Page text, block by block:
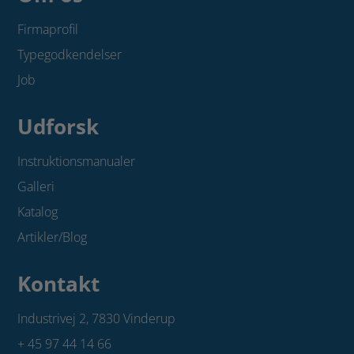
Firmaprofil
Typegodkendelser
Job
Udforsk
Instruktionsmanualer
Galleri
Katalog
Artikler/Blog
Kontakt
Industrivej 2, 7830 Vinderup
+ 45 97 44 14 66